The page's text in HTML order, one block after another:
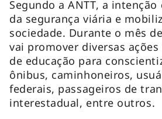
Segundo a ANTT, a
da segurança viária e
sociedade. Durante o mês
vai promover diversas
de educação para
ônibus, caminhoneiros,
federais, passageiros de
interestadual, entre outros.